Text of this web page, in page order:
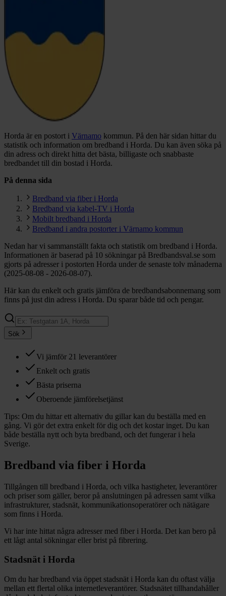
Horda är en postort i Värnamo kommun. På den här sidan hittar du
statistik och information om bredband i Horda. Du kan även söka på
din adress och direkt hitta det bästa, billigaste och snabbaste
bredbandet till din bostad i Horda.
På denna sida
Bredband via fiber i Horda
Bredband via kabel-TV i Horda
Mobilt bredband i Horda
Bredband i andra postorter i Värnamo kommun
Nedan har vi sammanställt fakta och statistik om bredband i Horda.
Informationen är baserad på 10 sökningar på Bredbandsval.se som
gjorts på adresser i postorten Horda under de senaste tolv månaderna
(2025-08-08 - 2026-08-07).
Här kan du enkelt och gratis jämföra de bredbandsabonnemang som
finns på just din adress i Horda. Du sparar både tid och pengar.
Sök
Vi jämför 21 leverantörer
Enkelt och gratis
Bästa priserna
Oberoende jämförelsetjänst
Tips: Om du hittar ett alternativ du gillar kan du beställa med en
gång. Vi gör det extra enkelt för dig och det kostar inget. Du kan
både beställa nytt och byta bredband, och det fungerar i hela
Sverige.
Bredband via fiber i Horda
Tillgången till bredband i Horda, och vilka hastigheter, leverantörer
och priser som gäller, beror på anslutningen på adressen samt vilka
infrastrukturer, stadsnät, kommunikationsoperatörer och nätägare
som finns i Horda.
Vi har inte hittat några adresser med fiber i Horda. Det kan bero på
ett lågt antal sökningar eller brist på fibrering.
Stadsnät i Horda
Om du har bredband via öppet stadsnät i Horda kan du oftast välja
mellan ett flertal olika internetleverantörer. Stadsnätet tillhandahåller